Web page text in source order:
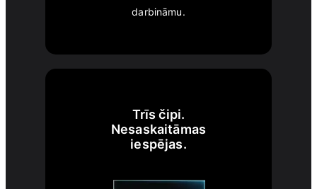
darbināmu.
Trīs čipi.
Nesaskaitāmas
iespējas.